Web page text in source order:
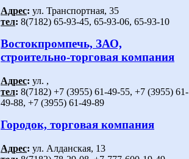
Адрес: ул. Транспортная, 35
тел: 8(7182) 65-93-45, 65-93-06, 65-93-10
Востокпромпечь, ЗАО,
строительно-торговая компания
Адрес: ул. ,
тел: 8(7182) +7 (3955) 61-49-55, +7 (3955) 61-
49-88, +7 (3955) 61-49-89
Городок, торговая компания
Адрес: ул. Алданская, 13